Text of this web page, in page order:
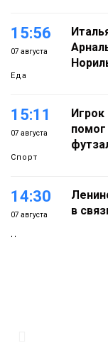
15:56
07 августа
Еда
15:11
07 августа
Спорт
помог
14:30
07 августа
Новости
в